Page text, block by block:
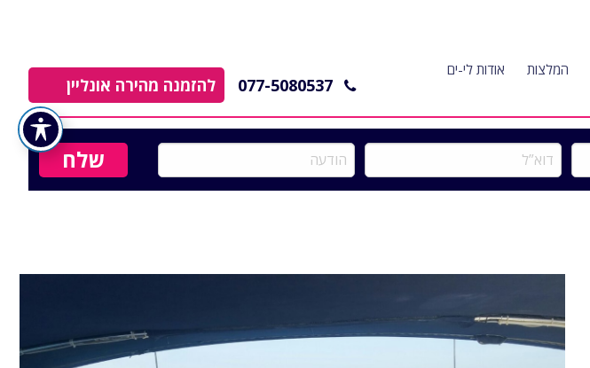
המלצות
אודות לי-ים
077-5080537 להזמנה מהירה אונליין
דוא”ל הודעה